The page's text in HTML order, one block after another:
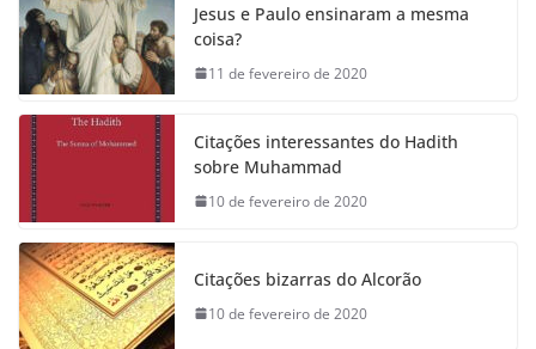
Jesus e Paulo ensinaram a mesma
coisa?
11 de fevereiro de 2020
Citações interessantes do Hadith
sobre Muhammad
10 de fevereiro de 2020
Citações bizarras do Alcorão
10 de fevereiro de 2020